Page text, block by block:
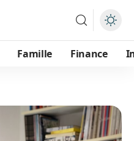
Famille Finance